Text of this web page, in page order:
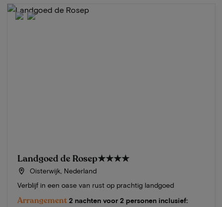
Landgoed de Rosep★★★★
Oisterwijk, Nederland
Verblijf in een oase van rust op prachtig landgoed
Arrangement 2 nachten voor 2 personen inclusief: